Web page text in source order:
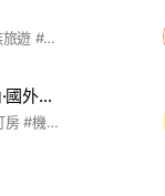
#找到了旅行社 #國內外旅遊 #家族旅遊 #員工旅遊 #郵輪旅遊 #同業 #旅遊規劃設計 #小資旅遊
《豹你知》便宜出清旅遊·國內·國外行程 高雄出發
金湶豹旅遊 #旅遊 #出國 #便宜 #訂房 #機加酒